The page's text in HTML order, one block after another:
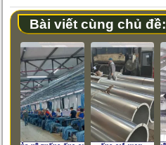
Bài viết cùng chủ đề: